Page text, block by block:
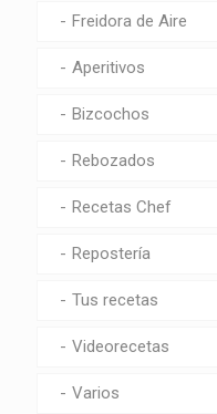
Freidora de Aire
Aperitivos
Bizcochos
Rebozados
Recetas Chef
Repostería
Tus recetas
Videorecetas
Varios